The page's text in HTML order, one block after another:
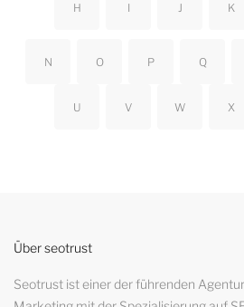
H I J K
N O P Q
U V W X
Über seotrust
Seotrust ist einer der führenden